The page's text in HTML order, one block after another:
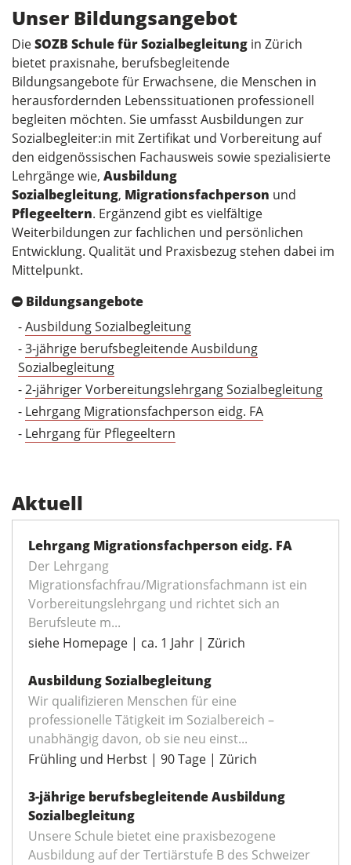
Unser Bildungsangebot
DieSOZB Schule für Sozialbegleitung in Zürich
bietet praxisnahe, berufsbegleitende
Bildungsangebote für Erwachsene, die Menschen in
herausfordernden Lebenssituationen professionell
begleiten möchten. Sie umfasst Ausbildungen zur
Sozialbegleiter:in mit Zertifikat und Vorbereitung auf
den eidgenössischen Fachausweis sowie spezialisierte
Lehrgänge wie, Ausbildung
Sozialbegleitung, Migrationsfachperson und
Pflegeeltern. Ergänzend gibt es vielfältige
Weiterbildungen zur fachlichen und persönlichen
Entwicklung. Qualität und Praxisbezug stehen dabei im
Mittelpunkt.
Bildungsangebote
-Ausbildung Sozialbegleitung
-3-jährige berufsbegleitende Ausbildung
Sozialbegleitung
-2-jähriger Vorbereitungslehrgang Sozialbegleitung
- Lehrgang Migrationsfachperson eidg. FA
- Lehrgang für Pflegeeltern
Aktuell
Lehrgang Migrationsfachperson eidg. FA
Der Lehrgang
Migrationsfachfrau/Migrationsfachmann ist ein
Vorbereitungslehrgang und richtet sich an
Berufsleute m...
siehe Homepage | ca. 1 Jahr | Zürich
Ausbildung Sozialbegleitung
Wir qualifizieren Menschen für eine
professionelle Tätigkeit im Sozialbereich –
unabhängig davon, ob sie neu einst...
Frühling und Herbst | 90 Tage | Zürich
3-jährige berufsbegleitende Ausbildung
Sozialbegleitung
Unsere Schule bietet eine praxisbezogene
Ausbildung auf der Tertiärstufe B des Schweizer